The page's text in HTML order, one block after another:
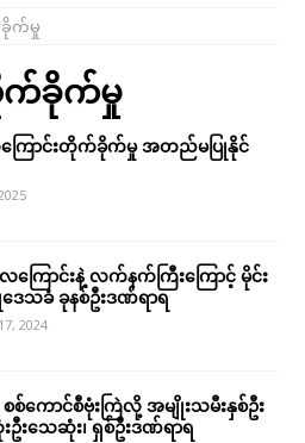
က်မှု
က်ခိုက်မှု
ကြောင်းတိုက်ခိုက်မှု အတည်မပြုနိုင်
ကြောင်းနဲ့ လက်နက်ကြီးကြောင့် မိုင်း
ဒေသခံ ခုနစ်ဦးဒဏ်ရာရ
2024
စ်ကောင်စီဗုံးကြဲလို့ အမျိုးသမီးနှစ်ဦး
းသေဆုံး၊ ရှစ်ဦးဒဏ်ရာရ